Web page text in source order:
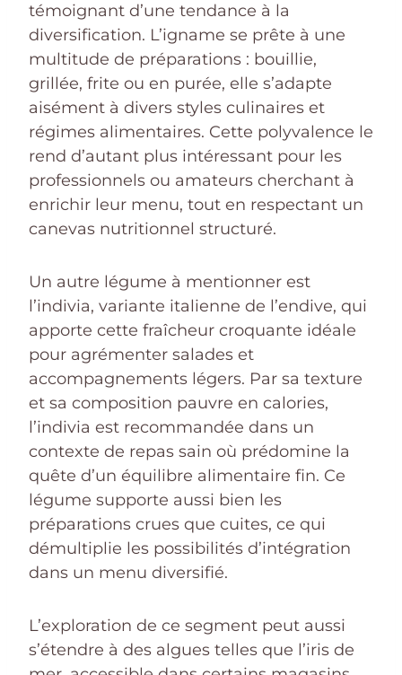
témoignant d’une tendance à la
diversification. L’igname se prête à une
multitude de préparations : bouillie,
grillée, frite ou en purée, elle s’adapte
aisément à divers styles culinaires et
régimes alimentaires. Cette polyvalence le
rend d’autant plus intéressant pour les
professionnels ou amateurs cherchant à
enrichir leur menu, tout en respectant un
canevas nutritionnel structuré.
Un autre légume à mentionner est
l’indivia, variante italienne de l’endive, qui
apporte cette fraîcheur croquante idéale
pour agrémenter salades et
accompagnements légers. Par sa texture
et sa composition pauvre en calories,
l’indivia est recommandée dans un
contexte de repas sain où prédomine la
quête d’un équilibre alimentaire fin. Ce
légume supporte aussi bien les
préparations crues que cuites, ce qui
démultiplie les possibilités d’intégration
dans un menu diversifié.
L’exploration de ce segment peut aussi
s’étendre à des algues telles que l’iris de